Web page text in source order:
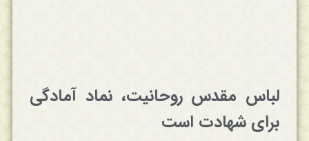
لباس مقدس روحانیت، نماد آمادگی
برای شهادت است